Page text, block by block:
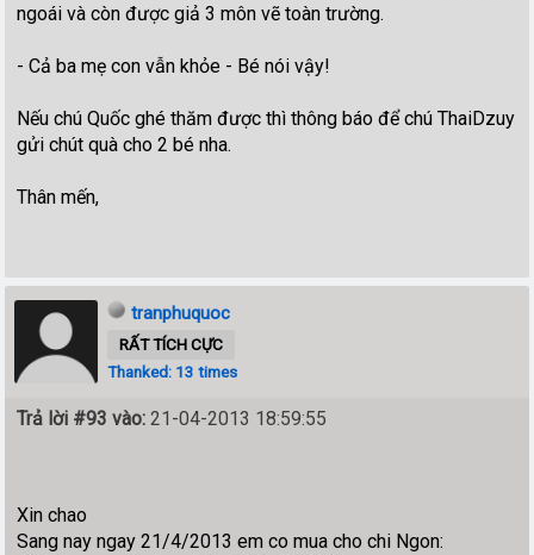
ngoái và còn được giả 3 môn vẽ toàn trường.
- Cả ba mẹ con vẫn khỏe - Bé nói vậy!
Nếu chú Quốc ghé thăm được thì thông báo để chú ThaiDzuy
gửi chút quà cho 2 bé nha.
Thân mến,
tranphuquoc
RẤT TÍCH CỰC
Thanked: 13 times
Trả lời #93 vào: 21-04-2013 18:59:55
Xin chao
Sang nay ngay 21/4/2013 em co mua cho chi Ngon: